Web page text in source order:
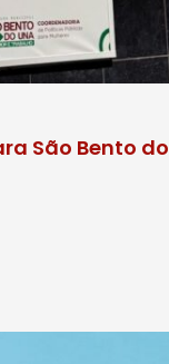
São Bento do